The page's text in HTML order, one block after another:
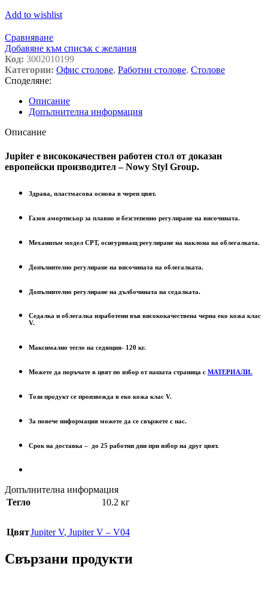
Add to wishlist
Сравняване
Добавяне към списък с желания
Код: 3002010199
Категории: Офис столове, Работни столове, Столове
Споделяне:
Описание
Допълнителна информация
Описание
Jupiter е висококачествен работен стол от доказан
европейски производител – Nowy Styl Group.
Здрава, пластмасова основа в черен цвят.
Газов амортисьор за плавно и безстепенно регулиране на височината.
Механизъм модел CPT, осигуряващ регулиране на наклона на облегалката.
Допълнително регулиране на височината на облегалката.
Допълнително регулиране на дълбочината на седалката.
Седалка и облегалка изработени във висококачествена черна еко кожа клас
V.
Максимално тегло на седящия- 120 кг.
Можете да поръчате в цвят по избор от нашата страница с МАТЕРИАЛИ.
Този продукт се произвежда в еко кожа клас V.
За повече информация можете да се свържете с нас.
Срок на доставка – до 25 работни дни при избор на друг цвят.
Допълнителна информация
Тегло
10.2 кг
ЦвятJupiter V, Jupiter V – V04
Свързани продукти